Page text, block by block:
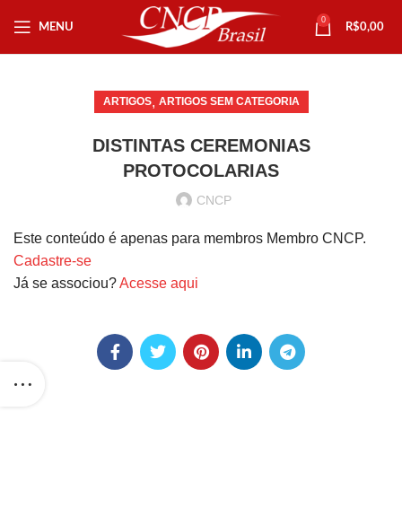
MENU
0
R$0,00
ARTIGOS, ARTIGOS SEM CATEGORIA
DISTINTAS CEREMONIAS
PROTOCOLARIAS
CNCP
Este conteúdo é apenas para membros Membro CNCP.
Cadastre-se
Já se associou?Acesse aqui